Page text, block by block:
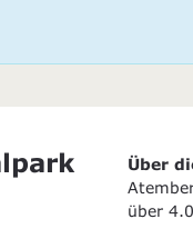
Über
über